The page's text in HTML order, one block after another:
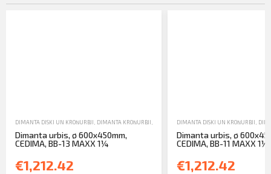
DIMANTA DISKI UN KROŅURBJI DIMANTA KROŅURBJI JAUNA TEHNIKA
Dimanta urbis, ø 600x450mm,
CEDIMA, BB-13 MAXX 1¼
€1,212.42
DIMANTA DISKI UN KROŅURBJI
Dimanta urbis, ø
CEDIMA, BB-11 MAXX 1¼“
€1,212.42